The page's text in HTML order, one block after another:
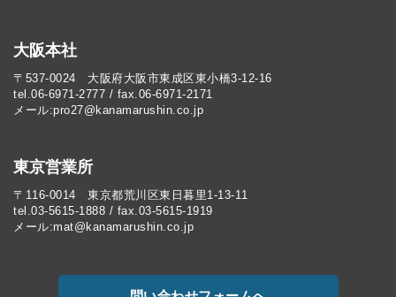
大阪本社
〒537-0024 大阪府大阪市東成区東小橋3-12-16
tel.06-6971-2777 / fax.06-6971-2171
メール:pro27@kanamarushin.co.jp​
東京営業所
〒116-0014 東京都荒川区東日暮里1-13-11
tel.03-5615-1888 / fax.03-5615-1919
メール:mat@kanamarushin.co.jp